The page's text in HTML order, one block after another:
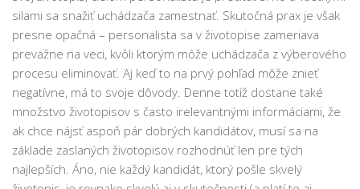
silami sa snažiť uchádzača zamestnať. Skutočná prax je však
presne opačná – personalista sa v životopise zameriava
prevažne na veci, kvôli ktorým môže uchádzača z výberového
procesu eliminovať. Aj keď to na prvý pohľad môže znieť
negatívne, má to svoje dôvody. Denne totiž dostane také
množstvo životopisov s často irelevantnými informáciami, že
ak chce nájsť aspoň pár dobrých kandidátov, musí sa na
základe zaslaných životopisov rozhodnúť len pre tých
najlepších. Áno, nie každý kandidát, ktorý pošle skvelý